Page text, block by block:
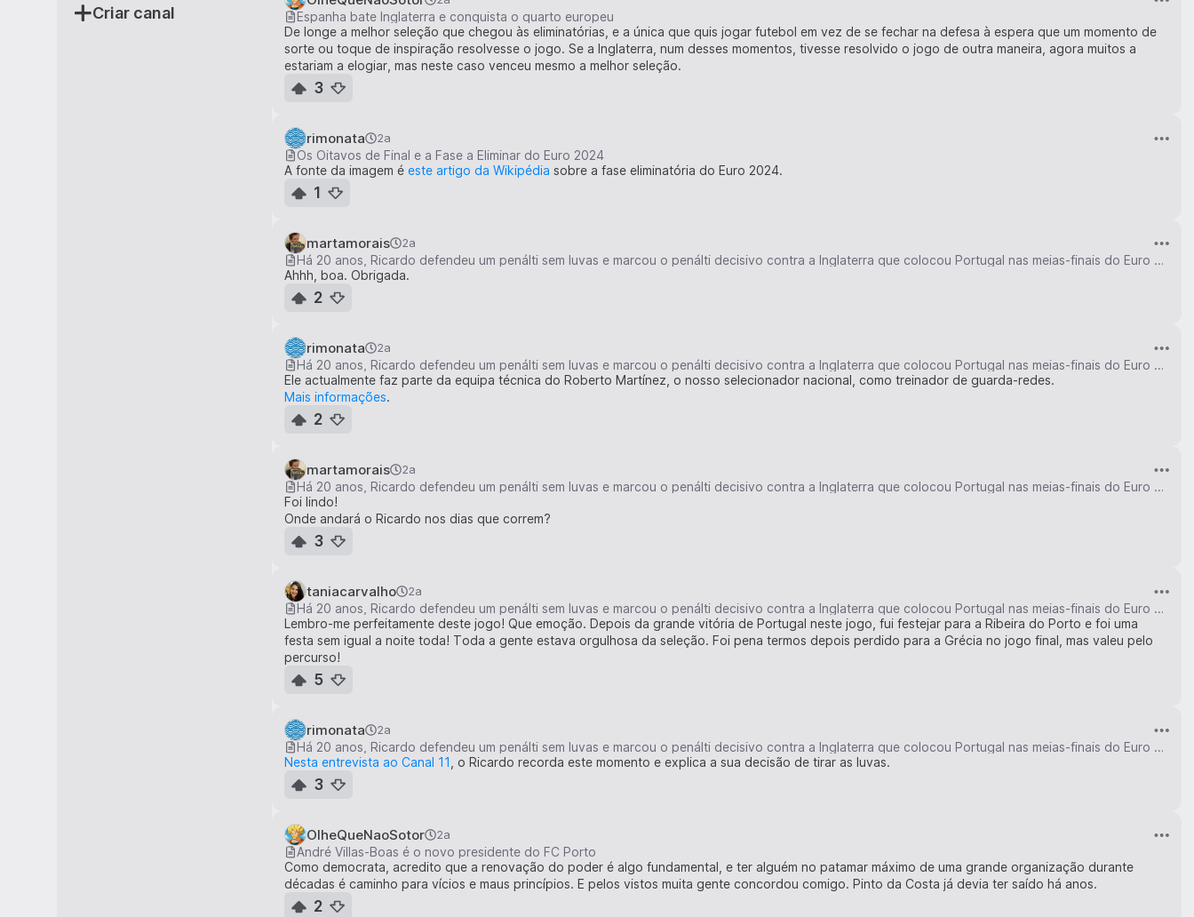
Criar canal
Espanha bate Inglaterra e conquista o quarto europeu
De longe a melhor seleção que chegou às eliminatórias, e a única que quis jogar futebol em vez de se fechar na defesa à espera que um momento de
sorte ou toque de inspiração resolvesse o jogo. Se a Inglaterra, num desses momentos, tivesse resolvido o jogo de outra maneira, agora muitos a
estariam a elogiar, mas neste caso venceu mesmo a melhor seleção.
3
rimonata 2a
Os Oitavos de Final e a Fase a Eliminar do Euro 2024
A fonte da imagem é este artigo da Wikipédia sobre a fase eliminatória do Euro 2024.
1
martamorais 2a
Há 20 anos, Ricardo defendeu um penálti sem luvas e marcou o penálti decisivo contra a Inglaterra que colocou Portugal nas meias-finais do Euro 2004
Ahhh, boa. Obrigada.
2
rimonata 2a
Há 20 anos, Ricardo defendeu um penálti sem luvas e marcou o penálti decisivo contra a Inglaterra que colocou Portugal nas meias-finais do Euro 2004
Ele actualmente faz parte da equipa técnica do Roberto Martínez, o nosso selecionador nacional, como treinador de guarda-redes.
Mais informações.
2
martamorais 2a
Há 20 anos, Ricardo defendeu um penálti sem luvas e marcou o penálti decisivo contra a Inglaterra que colocou Portugal nas meias-finais do Euro 2004
Foi lindo!
Onde andará o Ricardo nos dias que correm?
3
taniacarvalho 2a
Há 20 anos, Ricardo defendeu um penálti sem luvas e marcou o penálti decisivo contra a Inglaterra que colocou Portugal nas meias-finais do Euro 2004
Lembro-me perfeitamente deste jogo! Que emoção. Depois da grande vitória de Portugal neste jogo, fui festejar para a Ribeira do Porto e foi uma
festa sem igual a noite toda! Toda a gente estava orgulhosa da seleção. Foi pena termos depois perdido para a Grécia no jogo final, mas valeu pelo
percurso!
5
rimonata 2a
Há 20 anos, Ricardo defendeu um penálti sem luvas e marcou o penálti decisivo contra a Inglaterra que colocou Portugal nas meias-finais do Euro 2004
Nesta entrevista ao Canal 11
, o Ricardo recorda este momento e explica a sua decisão de tirar as luvas.
3
OlheQueNaoSotor 2a
André Villas-Boas é o novo presidente do FC Porto
Como democrata, acredito que a renovação do poder é algo fundamental, e ter alguém no patamar máximo de uma grande organização durante
décadas é caminho para vícios e maus princípios. E pelos vistos muita gente concordou comigo. Pinto da Costa já devia ter saído há anos.
2